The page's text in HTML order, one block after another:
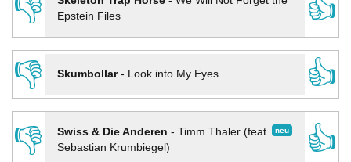
👎
Epstein Files
👍
👎
Skumbollar- Look into My Eyes
👍
👎
neu
Swiss & Die Anderen - Timm Thaler (feat.
Sebastian Krumbiegel)
👍